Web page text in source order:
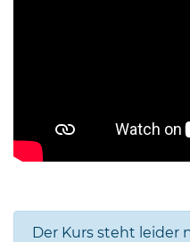
Der Kurs steht leider